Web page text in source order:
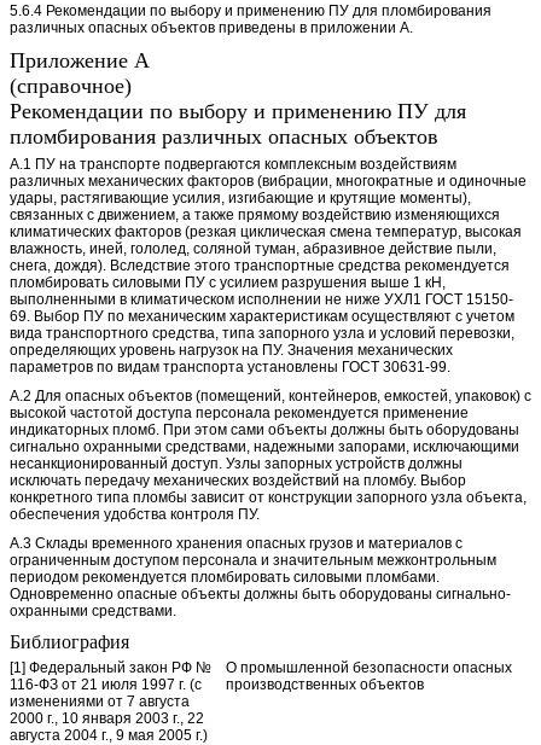
5.6.4 Рекомендации по выбору и применению ПУ для пломбирования
различных опасных объектов приведены в приложении А.
Приложение А
(справочное)
Рекомендации по выбору и применению ПУ для
пломбирования различных опасных объектов
А.1 ПУ на транспорте подвергаются комплексным воздействиям
различных механических факторов (вибрации, многократные и одиночные
удары, растягивающие усилия, изгибающие и крутящие моменты),
связанных с движением, а также прямому воздействию изменяющихся
климатических факторов (резкая циклическая смена температур, высокая
влажность, иней, гололед, соляной туман, абразивное действие пыли,
снега, дождя). Вследствие этого транспортные средства рекомендуется
пломбировать силовыми ПУ с усилием разрушения выше 1 кН,
выполненными в климатическом исполнении не ниже УХЛ1 ГОСТ 15150-
69. Выбор ПУ по механическим характеристикам осуществляют с учетом
вида транспортного средства, типа запорного узла и условий перевозки,
определяющих уровень нагрузок на ПУ. Значения механических
параметров по видам транспорта установлены ГОСТ 30631-99.
А.2 Для опасных объектов (помещений, контейнеров, емкостей, упаковок) с
высокой частотой доступа персонала рекомендуется применение
индикаторных пломб. При этом сами объекты должны быть оборудованы
сигнально охранными средствами, надежными запорами, исключающими
несанкционированный доступ. Узлы запорных устройств должны
исключать передачу механических воздействий на пломбу. Выбор
конкретного типа пломбы зависит от конструкции запорного узла объекта,
обеспечения удобства контроля ПУ.
А.3 Склады временного хранения опасных грузов и материалов с
ограниченным доступом персонала и значительным межконтрольным
периодом рекомендуется пломбировать силовыми пломбами.
Одновременно опасные объекты должны быть оборудованы сигнально-
охранными средствами.
Библиография
[1] Федеральный закон РФ №
116-ФЗ от 21 июля 1997 г. (с
изменениями от 7 августа
2000 г., 10 января 2003 г., 22
августа 2004 г., 9 мая 2005 г.)
О промышленной безопасности опасных
производственных объектов